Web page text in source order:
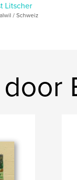
Litscher
/ Schweiz